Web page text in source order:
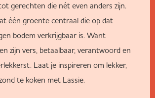
gerechten die nét even anders zijn.
één groente centraal die op dat
bodem verkrijgbaar is. Want
zijn vers, betaalbaar, verantwoord en
Laat je inspireren om lekker,
te koken met Lassie.